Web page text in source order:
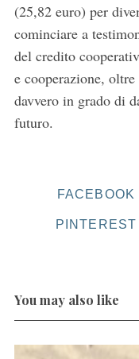
(25,82 euro) per
cominciare a
del credito
e cooperazione,
davvero in grado di
futuro.
FACEBOOK
PINTEREST
You may also like
S
c
o